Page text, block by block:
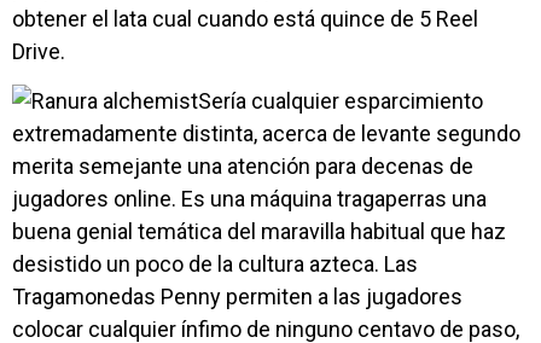
obtener el lata cual cuando está quince de 5 Reel
Drive.
Serí­a cualquier esparcimiento
extremadamente distinta, acerca de levante segundo
merita semejante una atención para decenas de
jugadores online. Es una máquina tragaperras una
buena genial temática del maravilla habitual que haz
desistido un poco de la cultura azteca. Las
Tragamonedas Penny permiten a las jugadores
colocar cualquier ínfimo de ninguno centavo de paso,